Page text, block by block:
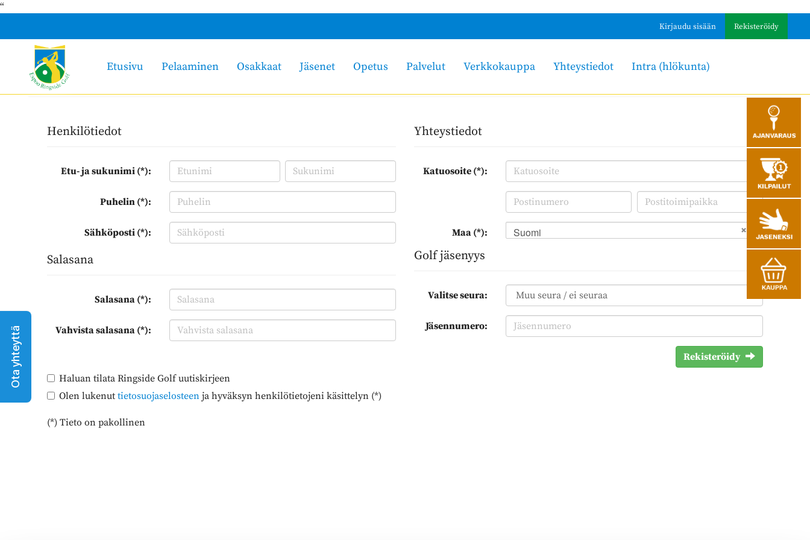
Ota yhteyttä
“
Kirjaudu sisään Rekisteröidy
Etusivu Pelaaminen Osakkaat Jäsenet Opetus Palvelut Verkkokauppa Yhteystiedot Intra (hlökunta)
Henkilötiedot
Etu- ja sukunimi (*):
Puhelin (*):
Sähköposti (*):
Salasana
Salasana (*):
Vahvista salasana (*):
Yhteystiedot
Katuosoite (*):
Maa (*): Suomi
Golf jäsenyys
Valitse seura:
Jäsennumero:
Rekisteröidy
Haluan tilata Ringside Golf uutiskirjeen
Olen lukenut tietosuojaselosteen ja hyväksyn henkilötietojeni käsittelyn (*)
(*) Tieto on pakollinen